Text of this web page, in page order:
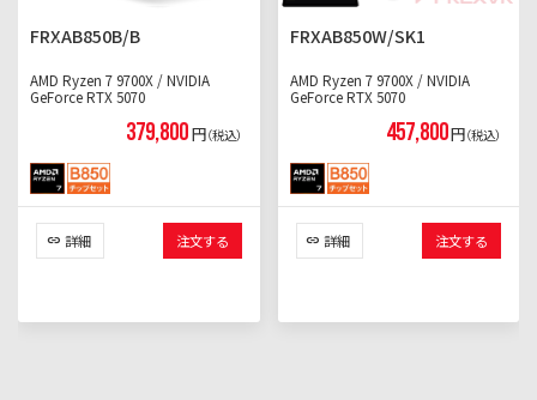
FRXAB850B/B
AMD Ryzen 7 9700X / NVIDIA
GeForce RTX 5070
379,800円（税込）
詳細 注文する
FRXAB850W/SK1
AMD Ryzen 7 9700X / NVIDIA
GeForce RTX 5070
457,800円（税込）
詳細 注文する